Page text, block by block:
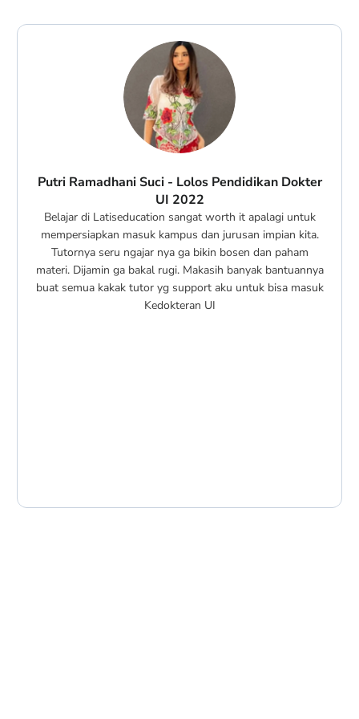
Putri Ramadhani Suci - Lolos Pendidikan Dokter
UI 2022
Belajar di Latiseducation sangat worth it apalagi untuk
mempersiapkan masuk kampus dan jurusan impian kita.
Tutornya seru ngajar nya ga bikin bosen dan paham
materi. Dijamin ga bakal rugi. Makasih banyak bantuannya
buat semua kakak tutor yg support aku untuk bisa masuk
Kedokteran UI